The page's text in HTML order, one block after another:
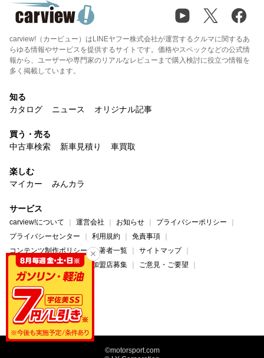
carview!（カービュー）はLINEヤフー株式会社が運営するクルマに関するあ
らゆる情報やサービスを提供するサイトです。価格やスペックなどの公式情
報から、ユーザーや専門家のリアルなレビューまで購入検討に役立つ情報を
多く掲載しています。
知る
カタログ
ニュース オリジナル記事
買う・売る
中古車検索
新車見積り 車買取
楽しむ
マイカー
みんカラ
サービス
carview!について 運営会社 お知らせ
プライバシーポリシー
プライバシーセンター
利用規約
免責事項
コンテンツ制作ポリシー
著者一覧
サイトマップ
広告掲載について
法人加盟店募集
ご意見・ご要望
ヘルプ・お問い合わせ
carview! Yahoo! JAPAN
©motorsport.com